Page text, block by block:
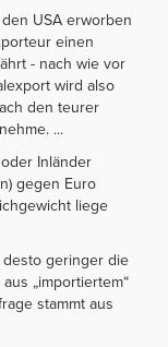
USA erworben
einen
- nach wie vor
wird also
den teurer
...
Inländer
gegen Euro
liege
desto geringer die
„importiertem“
stammt aus